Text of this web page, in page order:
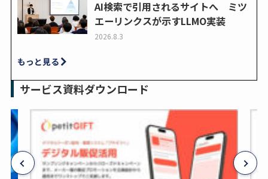
AI検索で引用されるサイトへ ミツ
エーリンクスが示すLLMO実装
2026.8.3
もっと見る
サービス資料ダウンロード